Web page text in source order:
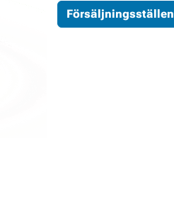
Försäljningsställen